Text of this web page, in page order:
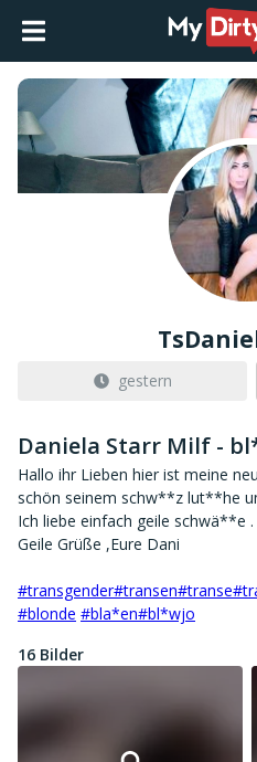
gestern
Daniela Starr Milf -
Hallo ihr Lieben hier ist meine
schön seinem schw**z lut**he
Ich liebe einfach geile schwä**e .
Geile Grüße ,Eure Dani
#transgender#transen#transe
#blonde #bla*en#bl*wjo
16 Bilder